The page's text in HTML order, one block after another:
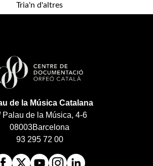
Tria'n d'altres
de la Música Catalana
Palau de la Música, 4-6
08003Barcelona
93 295 72 00